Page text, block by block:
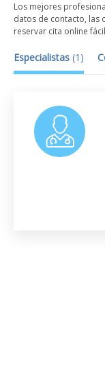
Los mejores
datos de contacto, las
reservar cita online
Especialistas (1 )